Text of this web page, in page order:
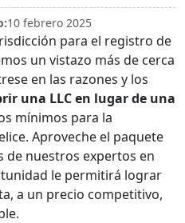
10 febrero 2025
para el registro de
un vistazo más de cerca
en las razones y los
una LLC en lugar de una
mínimos para la
Aproveche el paquete
de nuestros expertos en
le permitirá lograr
a un precio competitivo,